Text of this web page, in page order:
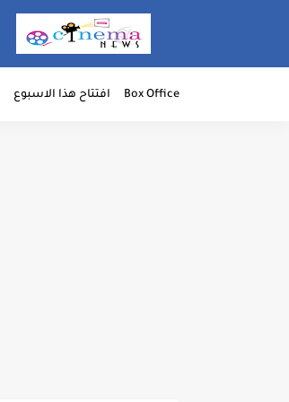
Box Office افتتاح هذا الاسبوع